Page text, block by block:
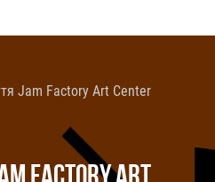
Jam Factory Art Center
FACTORY ART